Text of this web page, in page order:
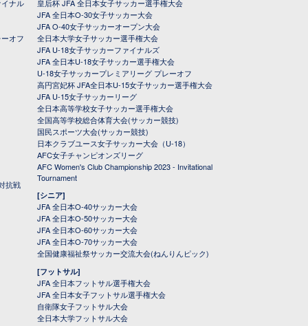
ナル
オフ
抗戦
皇后杯 JFA 全日本女子サッカー選手権大会
JFA 全日本O-30女子サッカー大会
JFA O-40女子サッカーオープン大会
全日本大学女子サッカー選手権大会
JFA U-18女子サッカーファイナルズ
JFA 全日本U-18女子サッカー選手権大会
U-18女子サッカープレミアリーグ プレーオフ
高円宮妃杯 JFA全日本U-15女子サッカー選手権大会
JFA U-15女子サッカーリーグ
全日本高等学校女子サッカー選手権大会
全国高等学校総合体育大会(サッカー競技)
国民スポーツ大会(サッカー競技)
日本クラブユース女子サッカー大会（U-18）
AFC女子チャンピオンズリーグ
AFC Women's Club Championship 2023 - Invitational
Tournament
[シニア]
JFA 全日本O-40サッカー大会
JFA 全日本O-50サッカー大会
JFA 全日本O-60サッカー大会
JFA 全日本O-70サッカー大会
全国健康福祉祭サッカー交流大会(ねんりんピック)
[フットサル]
JFA 全日本フットサル選手権大会
JFA 全日本女子フットサル選手権大会
自衛隊女子フットサル大会
全日本大学フットサル大会